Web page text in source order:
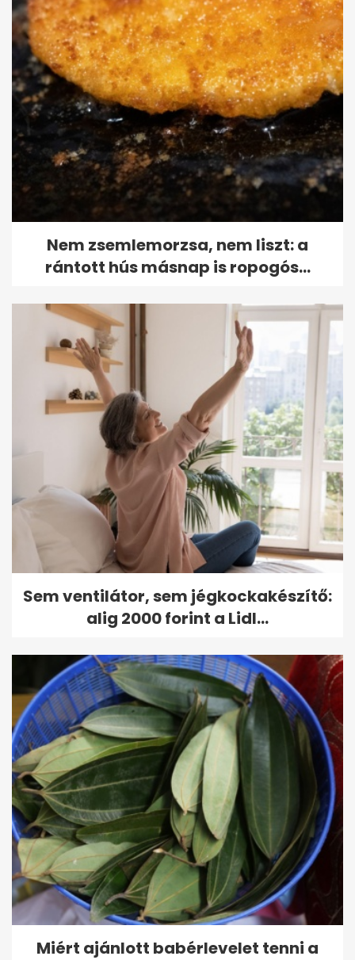
Nem zsemlemorzsa, nem liszt: a
rántott hús másnap is ropogós...
Sem ventilátor, sem jégkockakészítő:
alig 2000 forint a Lidl...
Miért ajánlott babérlevelet tenni a